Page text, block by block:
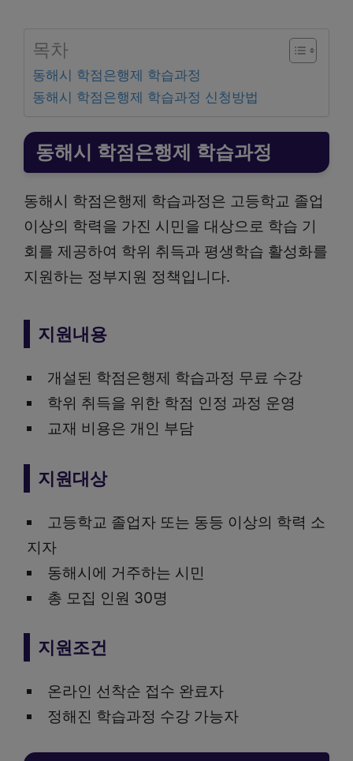
목차
동해시 학점은행제 학습과정
동해시 학점은행제 학습과정 신청방법
동해시 학점은행제 학습과정
동해시 학점은행제 학습과정은 고등학교 졸업
이상의 학력을 가진 시민을 대상으로 학습 기
회를 제공하여 학위 취득과 평생학습 활성화를
지원하는 정부지원 정책입니다.
지원내용
개설된 학점은행제 학습과정 무료 수강
학위 취득을 위한 학점 인정 과정 운영
교재 비용은 개인 부담
지원대상
고등학교 졸업자 또는 동등 이상의 학력 소
지자
동해시에 거주하는 시민
총 모집 인원 30명
지원조건
온라인 선착순 접수 완료자
정해진 학습과정 수강 가능자